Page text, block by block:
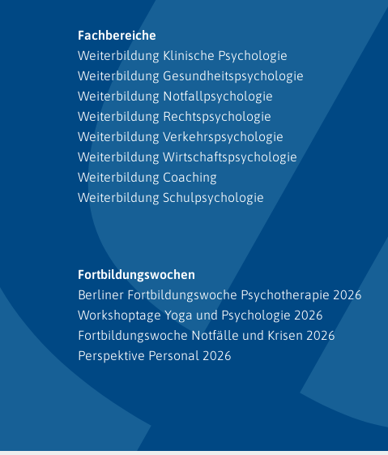
Fachbereiche
Weiterbildung Klinische Psychologie
Weiterbildung Gesundheitspsychologie
Weiterbildung Notfallpsychologie
Weiterbildung Rechtspsychologie
Weiterbildung Verkehrspsychologie
Weiterbildung Wirtschaftspsychologie
Weiterbildung Coaching
Weiterbildung Schulpsychologie
Fortbildungswochen
Berliner Fortbildungswoche Psychotherapie 2026
Workshoptage Yoga und Psychologie 2026
Fortbildungswoche Notfälle und Krisen 2026
Perspektive Personal 2026